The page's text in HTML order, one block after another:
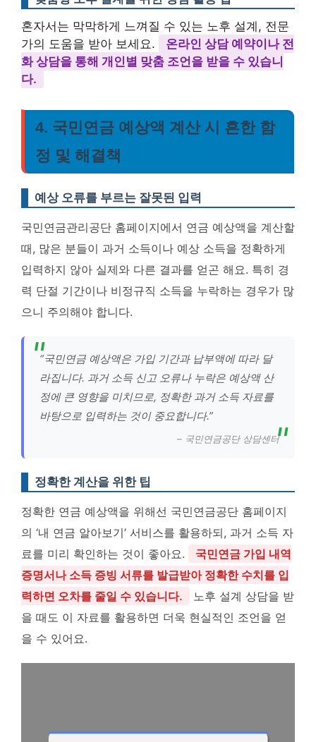
혼자서는 막막하게 느껴질 수 있는 노후 설계, 전문
가의 도움을 받아 보세요.
온라인 상담 예약이나 전
화 상담을 통해 개인별 맞춤 조언을 받을 수 있습니
다.
4. 국민연금 예상액 계산 시 흔한 함
정 및 해결책
예상 오류를 부르는 잘못된 입력
국민연금관리공단 홈페이지에서 연금 예상액을 계산할
때, 많은 분들이 과거 소득이나 예상 소득을 정확하게
입력하지 않아 실제와 다른 결과를 얻곤 해요. 특히 경
력 단절 기간이나 비정규직 소득을 누락하는 경우가 많
으니 주의해야 합니다.
“국민연금 예상액은 가입 기간과 납부액에 따라 달
라집니다. 과거 소득 신고 오류나 누락은 예상액 산
정에 큰 영향을 미치므로, 정확한 과거 소득 자료를
바탕으로 입력하는 것이 중요합니다.”
– 국민연금공단 상담센터
정확한 계산을 위한 팁
정확한 연금 예상액을 위해선 국민연금공단 홈페이지
의 ‘내 연금 알아보기’ 서비스를 활용하되, 과거 소득 자
료를 미리 확인하는 것이 좋아요.
국민연금 가입 내역
증명서나 소득 증빙 서류를 발급받아 정확한 수치를 입
력하면 오차를 줄일 수 있습니다.
노후 설계 상담을 받
을 때도 이 자료를 활용하면 더욱 현실적인 조언을 얻
을 수 있어요.